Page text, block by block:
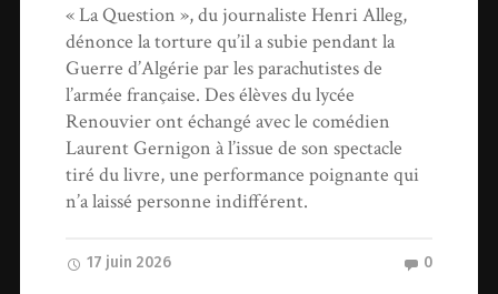
« La Question », du journaliste Henri Alleg,
dénonce la torture qu’il a subie pendant la
Guerre d’Algérie par les parachutistes de
l’armée française. Des élèves du lycée
Renouvier ont échangé avec le comédien
Laurent Gernigon à l’issue de son spectacle
tiré du livre, une performance poignante qui
n’a laissé personne indifférent.
17 juin 2026 0